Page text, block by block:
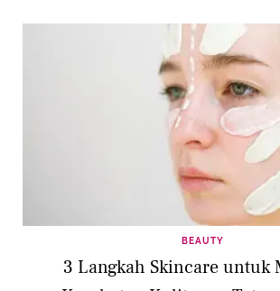
BEAUTY
3 Langkah Skincare untuk